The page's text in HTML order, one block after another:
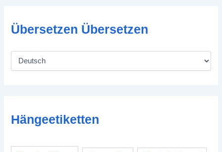
Übersetzen Übersetzen
Hängeetiketten